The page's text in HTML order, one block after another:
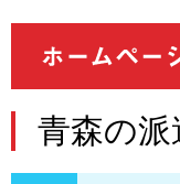
青森の派